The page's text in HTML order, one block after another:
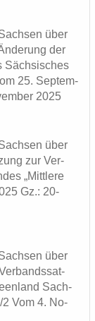
über
der
Säch­si­sches
25. Sep­tem­
2025
über
zur Ver­
„Mitt­le­re
Gz.: 20-
über
Sach­
2 Vom 4. No­